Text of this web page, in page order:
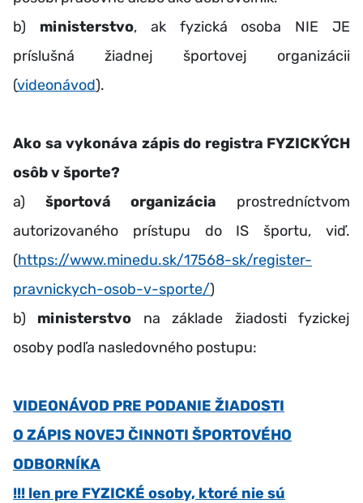
b) ministerstvo, ak fyzická osoba NIE JE
príslušná žiadnej športovej organizácii
(videonávod).
Ako sa vykonáva zápis do registra FYZICKÝCH
osôb v športe?
a) športová organizácia prostredníctvom
autorizovaného prístupu do IS športu, viď.
(https://www.minedu.sk/17568-sk/register-
pravnickych-osob-v-sporte/)
b) ministerstvo na základe žiadosti fyzickej
osoby podľa nasledovného postupu:
VIDEONÁVOD PRE PODANIE ŽIADOSTI
O ZÁPIS NOVEJ ČINNOTI ŠPORTOVÉHO
ODBORNÍKA
!!! len pre FYZICKÉ osoby, ktoré nie sú